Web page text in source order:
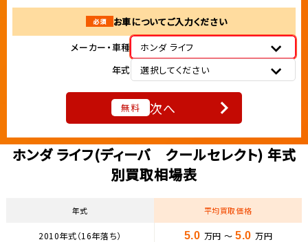
必須
お車についてご入力ください
メーカー・車種
ホンダ ライフ
年式
選択してください
無料 次へ
ホンダ ライフ(ディーバ クールセレクト) 年式
別買取相場表
年式 平均買取価格
2010年式（16年落ち） 5.0 万円 ～ 5.0万円